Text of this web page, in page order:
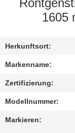
SIE
MIT
UNS
IN
1605
Herkunftsort:
Markenname:
Zertifizierung:
Modellnummer:
Markieren: